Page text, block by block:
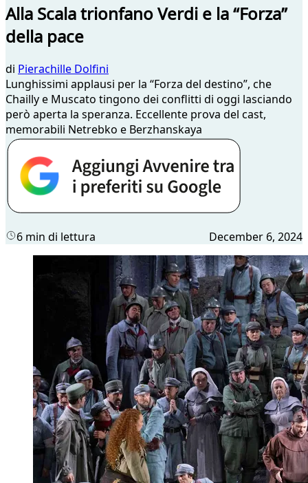
Alla Scala trionfano Verdi e la “Forza”
della pace
di Pierachille Dolfini
Lunghissimi applausi per la “Forza del destino”, che
Chailly e Muscato tingono dei conflitti di oggi lasciando
però aperta la speranza. Eccellente prova del cast,
memorabili Netrebko e Berzhanskaya
6 min di lettura December 6, 2024